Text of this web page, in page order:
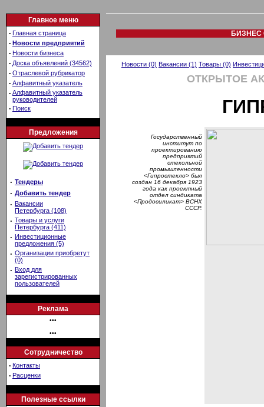
Главное меню
· Главная страница
· Новости предприятий
· Новости бизнеса
· Доска объявлений (34562)
· Отраслевой рубрикатор
· Алфавитный указатель
· Алфавитный указатель
руководителей
· Поиск
Предложения
· Тендеры
· Добавить тендер
· Вакансии
Петербурга (108)
· Товары и услуги
Петербурга (411)
· Инвестиционные
предложения (5)
· Организации приобретут
(0)
· Вход для
зарегистрированных
пользователей
Реклама
•••
•••
Сотрудничество
· Контакты
· Расценки
Полезные ссылки
БИЗНЕС
Новости (0) Вакансии (1) Товары (0)
ОТКРЫТОЕ
Государственный
институт по
проектированию
предприятий
стекольной
промышленности
<Гипростекло> был
создан 16 декабря 1923
года как проектный
отдел синдиката
<Продосиликат> ВСНХ
СССР.